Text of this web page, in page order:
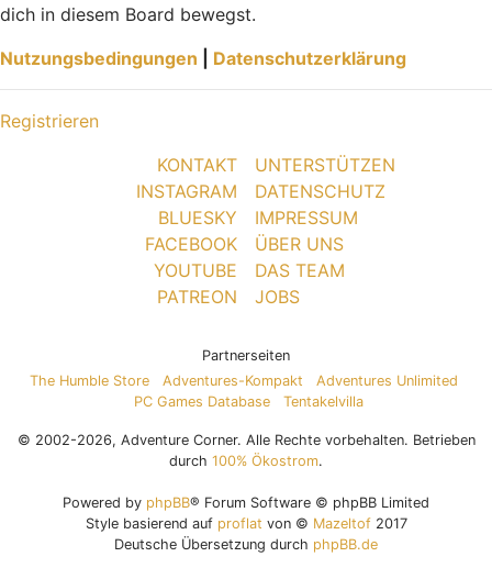
dich in diesem Board bewegst.
Nutzungsbedingungen
Datenschutzerklärung
Registrieren
KONTAKT
INSTAGRAM
BLUESKY
FACEBOOK
YOUTUBE
PATREON
UNTERSTÜTZEN
DATENSCHUTZ
IMPRESSUM
ÜBER UNS
DAS TEAM
JOBS
Partnerseiten
The Humble Store
Adventures-Kompakt
Adventures Unlimited
PC Games Database
Tentakelvilla
© 2002-2026, Adventure Corner. Alle Rechte vorbehalten. Betrieben
durch 100% Ökostrom.
Powered by phpBB® Forum Software © phpBB Limited
Style basierend auf proflat von © Mazeltof2017
Deutsche Übersetzung durch phpBB.de